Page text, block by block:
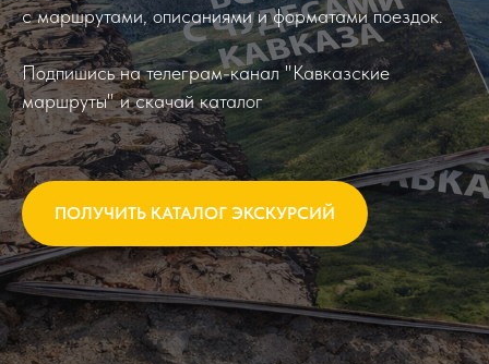
с маршрутами, описаниями и форматами поездок.
Подпишись на телеграм-канал "Кавказские
маршруты" и скачай каталог
ПОЛУЧИТЬ КАТАЛОГ ЭКСКУРСИЙ